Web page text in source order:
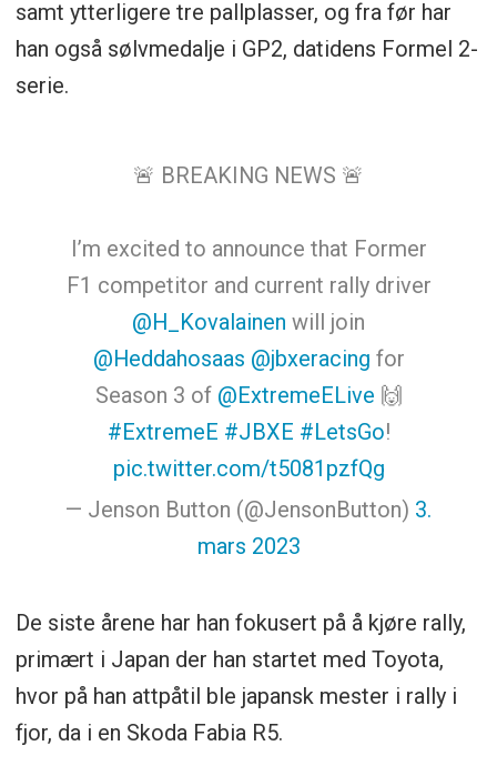
samt ytterligere tre pallplasser, og fra før har
han også sølvmedalje i GP2, datidens Formel 2-
serie.
🚨 BREAKING NEWS 🚨
I’m excited to announce that Former
F1 competitor and current rally driver
@H_Kovalainen will join
@Heddahosaas @jbxeracing for
Season 3 of @ExtremeELive 🙌
#ExtremeE #JBXE #LetsGo!
pic.twitter.com/t5081pzfQg
— Jenson Button (@JensonButton) 3.
mars 2023
De siste årene har han fokusert på å kjøre rally,
primært i Japan der han startet med Toyota,
hvor på han attpåtil ble japansk mester i rally i
fjor, da i en Skoda Fabia R5.